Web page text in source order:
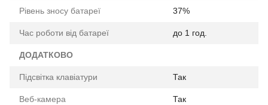
Рівень зносу батареї 37%
Час роботи від батареї до 1 год.
ДОДАТКОВО
Підсвітка клавіатури Так
Веб-камера Так